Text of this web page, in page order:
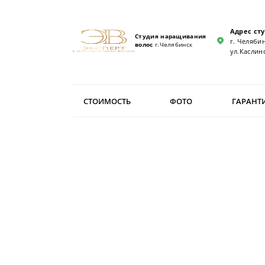
Студия наращивания
волос г.Челябинск
Адрес
г.
СТОИМОСТЬ ФОТО